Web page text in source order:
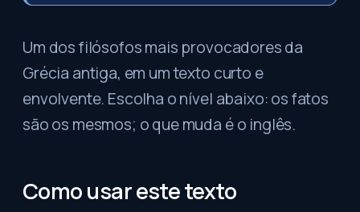
Um dos filósofos mais provocadores da
Grécia antiga, em um texto curto e
envolvente. Escolha o nível abaixo: os fatos
são os mesmos; o que muda é o inglês.
Como usar este texto